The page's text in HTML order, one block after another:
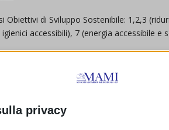
Obiettivi di Sviluppo Sostenibile: 1,2,3
accessibili), 7 (energia accessibile e
anticorpi;
di risorse non rinnovabili!
privacy